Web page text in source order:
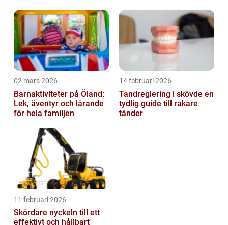
02 mars 2026
Barnaktiviteter på Öland:
Lek, äventyr och lärande
för hela familjen
14 februari 2026
Tandreglering i skövde en
tydlig guide till rakare
tänder
11 februari 2026
Skördare nyckeln till ett
effektivt och hållbart